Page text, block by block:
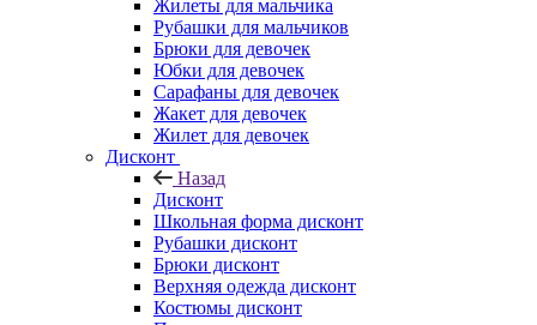
Жилеты для мальчика
Рубашки для мальчиков
Брюки для девочек
Юбки для девочек
Сарафаны для девочек
Жакет для девочек
Жилет для девочек
Дисконт
Назад
Дисконт
Школьная форма дисконт
Рубашки дисконт
Брюки дисконт
Верхняя одежда дисконт
Костюмы дисконт